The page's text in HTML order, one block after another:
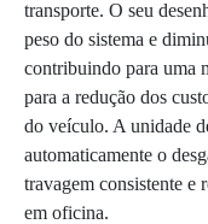
transporte. O seu
peso do sistema e
contribuindo para uma
para a redução dos
do veículo. A unidade
automaticamente o
travagem consistente e
em oficina.